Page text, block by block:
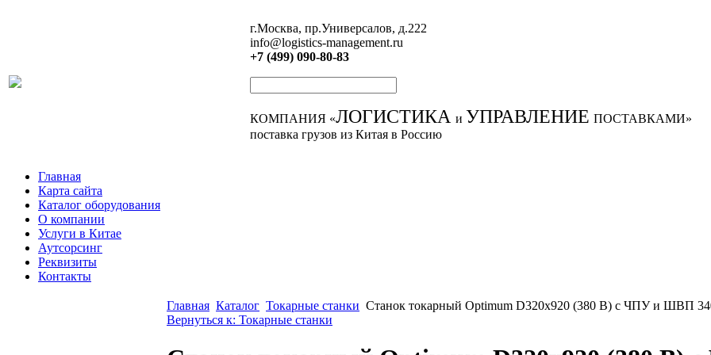
г.Москва, пр.Универсалов, д.222
info@logistics-management.ru
+7 (499) 090-80-83
КОМПАНИЯ «ЛОГИСТИКА и УПРАВЛЕНИЕ ПОСТАВКАМИ»
поставка грузов из Китая в Россию
Главная
Карта сайта
Каталог оборудования
О компании
Услуги в Китае
Аутсорсинг
Реквизиты
Контакты
Главная Каталог Токарные станки Станок токарный Optimum D320x920 (380 В) с ЧПУ и ШВП
Вернуться к: Токарные станки